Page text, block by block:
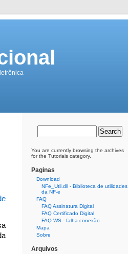
You are currently browsing the archives
for the Tutoriais category.
Paginas
Download
NFe_Util.dll - Biblioteca de utilidades
da NF-e
FAQ
FAQ Assinatura Digital
FAQ Certificado Digital
FAQ WS - falha conexão
Mapa
Sobre
Arquivos